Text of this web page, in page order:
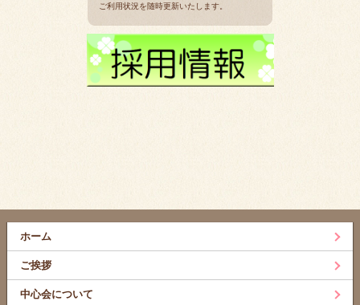
ご利用状況を随時更新いたします。
ホーム
ご挨拶
中心会について